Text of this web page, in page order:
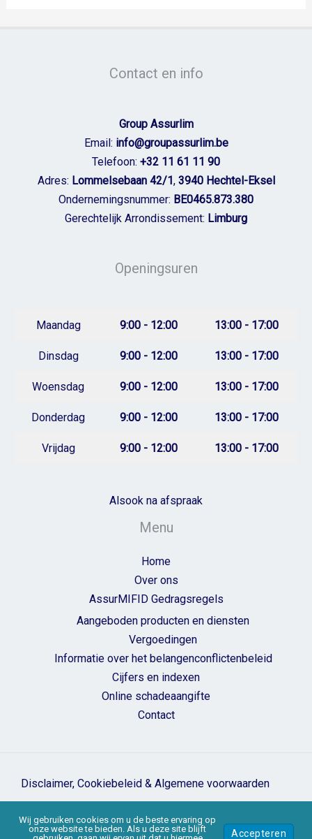
Contact en info
Group Assurlim
Email: info@groupassurlim.be
Telefoon: +32 11 61 11 90
Adres: Lommelsebaan 42/1, 3940 Hechtel-Eksel
Ondernemingsnummer: BE0465.873.380
Gerechtelijk Arrondissement: Limburg
Openingsuren
Maandag 9:00 - 12:00 13:00 - 17:00
Dinsdag 9:00 - 12:00 13:00 - 17:00
Woensdag 9:00 - 12:00 13:00 - 17:00
Donderdag 9:00 - 12:00 13:00 - 17:00
Vrijdag 9:00 - 12:00 13:00 - 17:00
Alsook na afspraak
Menu
Home
Over ons
AssurMIFID Gedragsregels
Aangeboden producten en diensten
Vergoedingen
Informatie over het belangenconflictenbeleid
Cijfers en indexen
Online schadeaangifte
Contact
Disclaimer, Cookiebeleid & Algemene voorwaarden
byArcher Digital
Wij gebruiken cookies om u de beste ervaring op
onze website te bieden. Als u deze site blijft
Accepteren